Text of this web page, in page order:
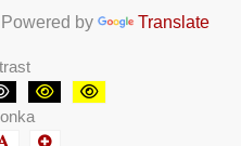
Lubelskiego w
samorządowych i
Powered by Translate
nocny
Kontrast czarny-biały
Kontrast czarny-żółty
Kontrast żółto-
font
Domyślny font
Mniejszy font